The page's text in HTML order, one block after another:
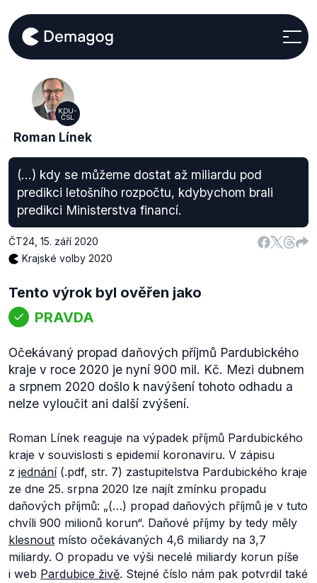
KDU-
ČSL
Roman Línek
(...) kdy se můžeme dostat až miliardu pod
predikci letošního rozpočtu, kdybychom brali
predikci Ministerstva financí.
ČT24 15. září 2020
Krajské volby 2020
Tento výrok byl ověřen jako
PRAVDA
Očekávaný propad daňových příjmů Pardubického
kraje v roce 2020 je nyní 900 mil. Kč. Mezi dubnem
a srpnem 2020 došlo k navýšení tohoto odhadu a
nelze vyloučit ani další zvýšení.
Roman Línek reaguje na výpadek příjmů Pardubického
kraje v souvislosti s epidemií koronaviru. V zápisu
z jednání(.pdf, str. 7) zastupitelstva Pardubického kraje
ze dne 25. srpna 2020 lze najít zmínku propadu
daňových příjmů: „(…) propad daňových příjmů je v tuto
chvíli 900 milionů korun“. Daňové příjmy by tedy měly
klesnout místo očekávaných 4,6 miliardy na 3,7
miliardy. O propadu ve výši necelé miliardy korun píše
i web Pardubice živě. Stejné číslo nám pak potvrdil také